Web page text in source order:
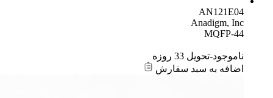
AN121E04
Anadigm, Inc
MQFP-44
ناموجود-تحویل 33 روزه
اضافه به سبد سفارش